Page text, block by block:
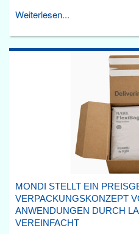
Weiterlesen...
MONDI STELLT EIN
VERPACKUNGSKONZEPT
ANWENDUNGEN DURCH
VEREINFACHT